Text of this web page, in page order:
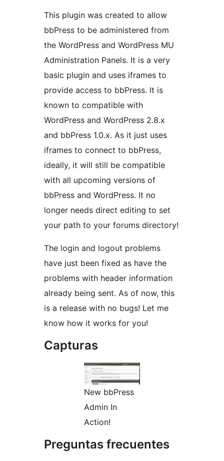
This plugin was created to allow
bbPress to be administered from
the WordPress and WordPress MU
Administration Panels. It is a very
basic plugin and uses iframes to
provide access to bbPress. It is
known to compatible with
WordPress and WordPress 2.8.x
and bbPress 1.0.x. As it just uses
iframes to connect to bbPress,
ideally, it will still be compatible
with all upcoming versions of
bbPress and WordPress. It no
longer needs direct editing to set
your path to your forums directory!
The login and logout problems
have just been fixed as have the
problems with header information
already being sent. As of now, this
is a release with no bugs! Let me
know how it works for you!
Capturas
New bbPress
Admin In
Action!
Preguntas frecuentes